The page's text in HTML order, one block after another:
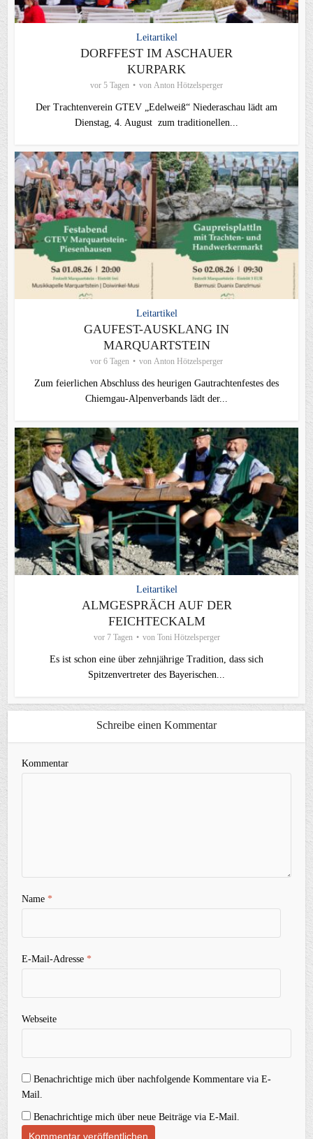
Leitartikel
DORFFEST IM ASCHAUER
KURPARK
vor 5 Tagen von Anton Hötzelsperger
Der Trachtenverein GTEV „Edelweiß“ Niederaschau lädt am
Dienstag, 4. August zum traditionellen...
Leitartikel
GAUFEST-AUSKLANG IN
MARQUARTSTEIN
vor 6 Tagen von Anton Hötzelsperger
Zum feierlichen Abschluss des heurigen Gautrachtenfestes des
Chiemgau‑Alpenverbands lädt der...
Leitartikel
ALMGESPRÄCH AUF DER
FEICHTECKALM
vor 7 Tagen von Toni Hötzelsperger
Es ist schon eine über zehnjährige Tradition, dass sich
Spitzenvertreter des Bayerischen...
Schreibe einen Kommentar
Kommentar
Name*
E-Mail-Adresse*
Webseite
Benachrichtige mich über nachfolgende Kommentare via E-
Mail.
Benachrichtige mich über neue Beiträge via E-Mail.